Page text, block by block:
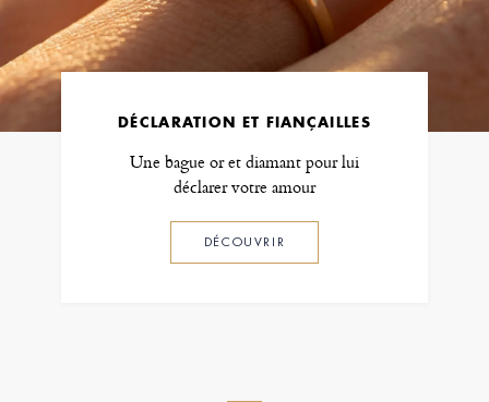
DÉCLARATION ET FIANÇAILLES
Une bague or et diamant pour lui
déclarer votre amour
DÉCOUVRIR